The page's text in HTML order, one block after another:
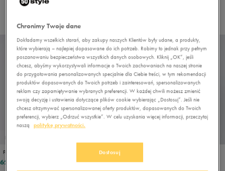
FILA BLUZA Z KAPTUREM SANDRA
62,99 zł
FILA BLUZA Z KAPTUREM PREENA FL
119,99 zł
83,99 zł
Chronimy Twoje dane
Dokładamy wszelkich starań, aby zakupy naszych Klientów były udane, a produkty,
które wybierają – najlepiej dopasowane do ich potrzeb. Robimy to jednak przy pełnym
poszanowaniu bezpieczeństwa wszystkich danych osobowych. Kliknij „OK”, jeśli
chcesz, abyśmy wykorzystywali informacje o Twoich zachowaniach na naszej stronie
do przygotowania personalizowanych specjalnie dla Ciebie treści, w tym rekomendacji
produktów dopasowanych do Twoich potrzeb i zainteresowań, spersonalizowanych
reklam czy zapamiętywanie wybranych preferencji. W każdej chwili możesz zmienić
swoją decyzję i ustawienia dotyczące plików cookie wybierając „Dostosuj”. Jeśli nie
chcesz otrzymywać spersonalizowanej oferty produktów, dopasowanych do Twoich
preferencji, wybierz „Odrzuć wszystkie”. W celu uzyskania więcej informacji, przeczytaj
naszą
politykę prywatności.
Dostosuj